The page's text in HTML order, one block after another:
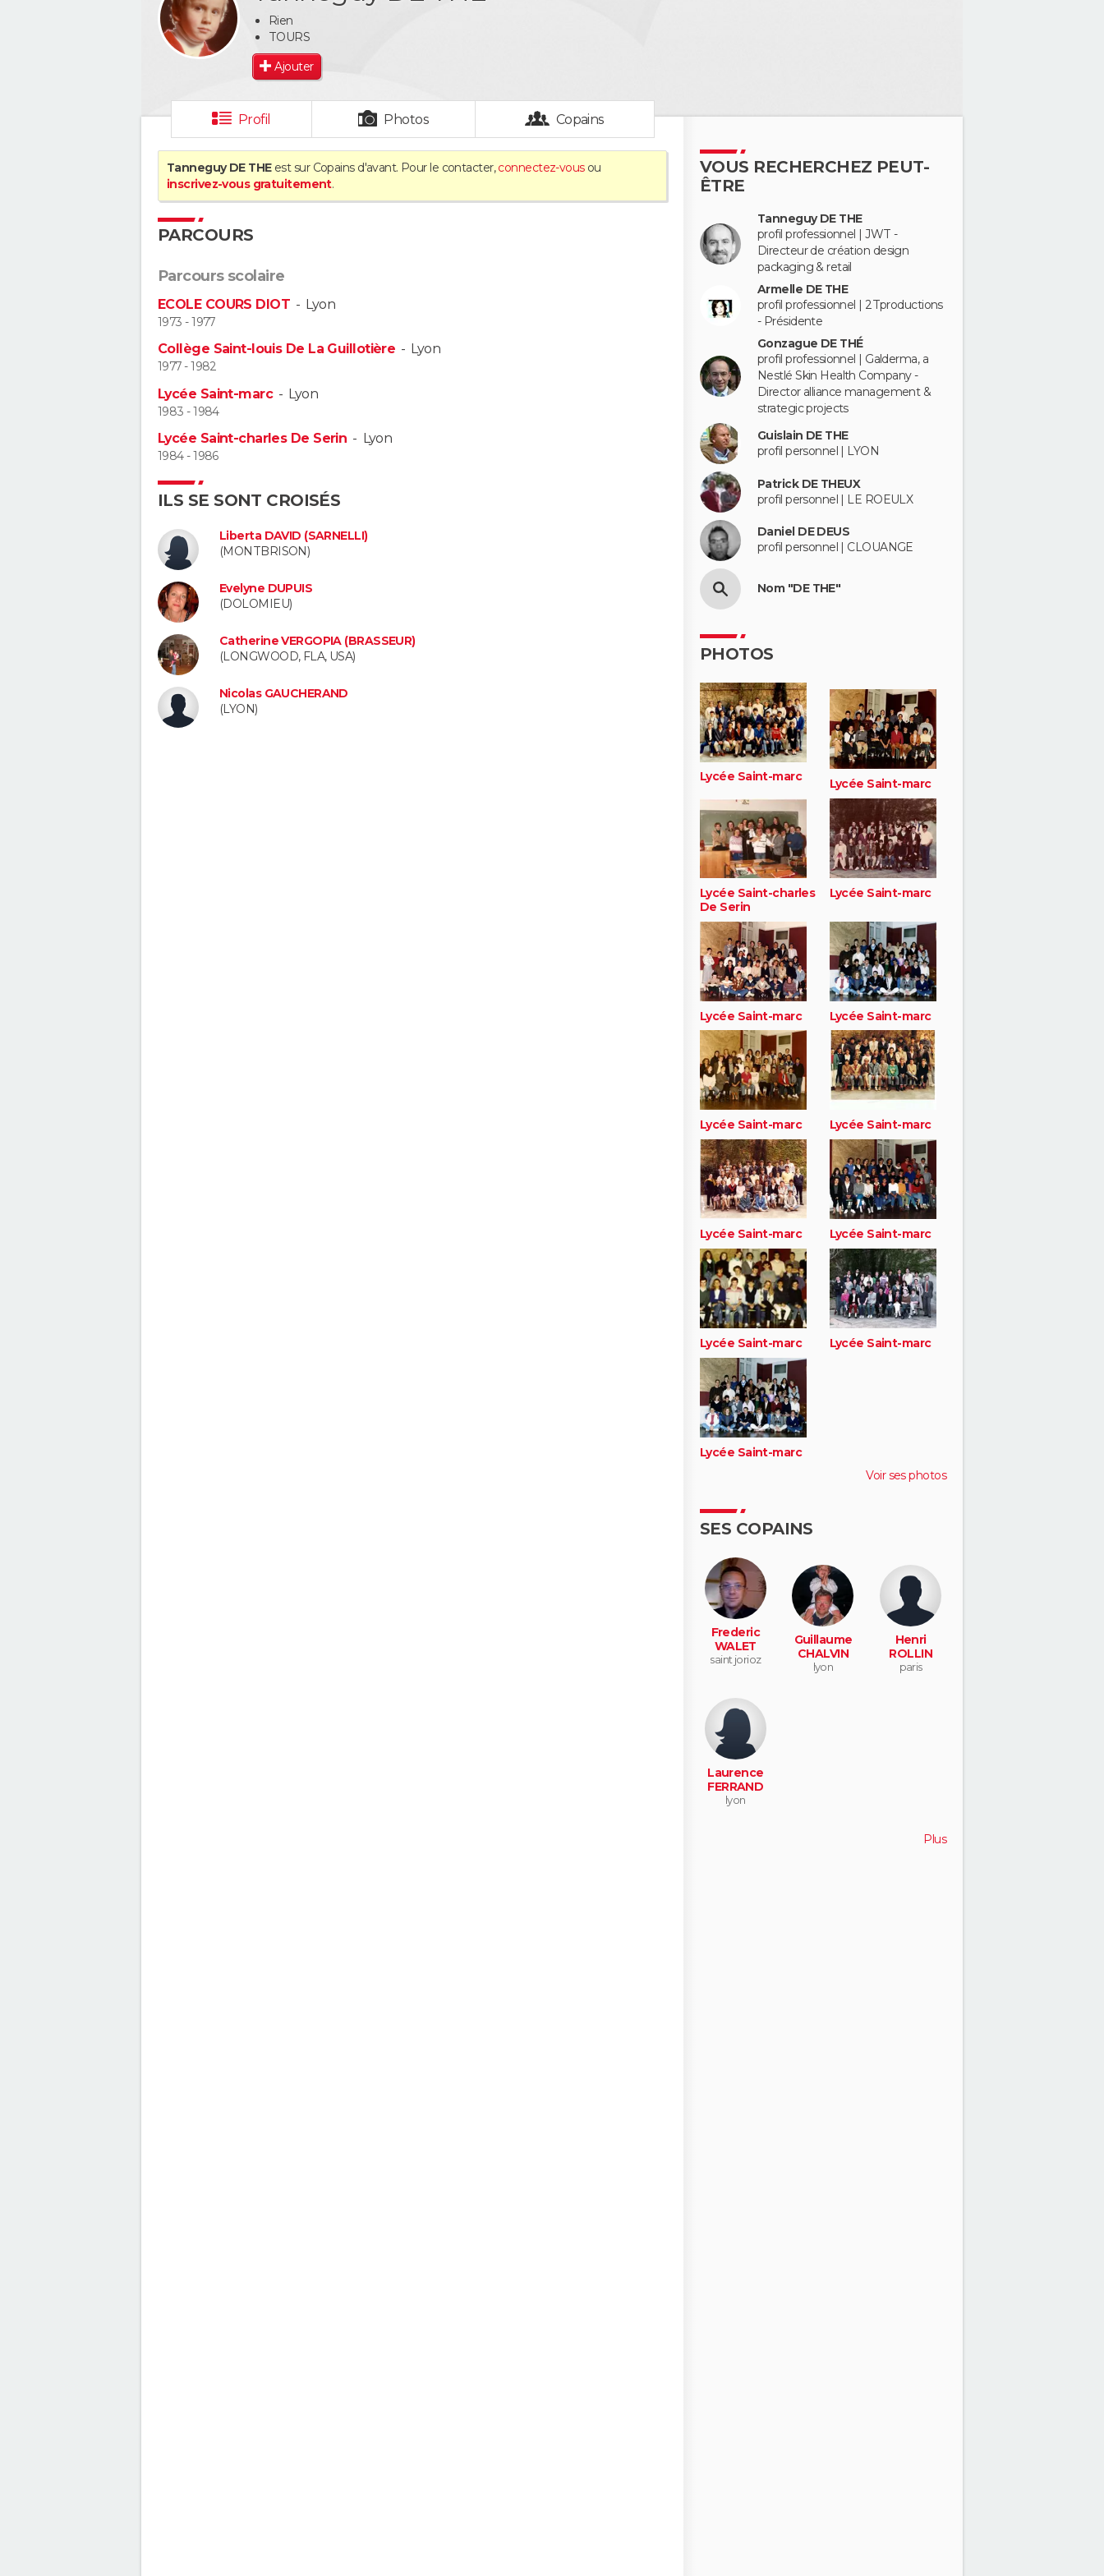
Rien
TOURS
Ajouter
Profil Photos Copains
Tanneguy DE THEest sur Copains d'avant. Pour le contacter,connectez-vousou
inscrivez-vous gratuitement.
PARCOURS
Parcours scolaire
ECOLE COURS DIOT - Lyon
1973 - 1977
Collège Saint-louis De La Guillotière - Lyon
1977 - 1982
Lycée Saint-marc- Lyon
1983 - 1984
Lycée Saint-charles De Serin - Lyon
1984 - 1986
ILS SE SONT CROISÉS
Liberta DAVID (SARNELLI)
(MONTBRISON)
Evelyne DUPUIS
(DOLOMIEU)
Catherine VERGOPIA (BRASSEUR)
(LONGWOOD, FLA, USA)
Nicolas GAUCHERAND
(LYON)
VOUS RECHERCHEZ PEUT-
ÊTRE
Tanneguy DE THE
profil professionnel | JWT -
Directeur de création design
packaging & retail
Armelle DE THE
profil professionnel | 2Tproductions
- Présidente
Gonzague DE THÉ
profil professionnel | Galderma, a
Nestlé Skin Health Company -
Director alliance management &
strategic projects
Guislain DE THE
profil personnel | LYON
Patrick DE THEUX
profil personnel | LE ROEULX
Daniel DE DEUS
profil personnel | CLOUANGE
Nom "DE THE"
PHOTOS
Lycée Saint-marc Lycée Saint-marc
Lycée Saint-charles
De Serin
Lycée Saint-marc
Lycée Saint-marc Lycée Saint-marc
Lycée Saint-marc Lycée Saint-marc
Lycée Saint-marc Lycée Saint-marc
Lycée Saint-marc Lycée Saint-marc
Lycée Saint-marc
Voir ses photos
SES COPAINS
Frederic
WALET
saint jorioz
Guillaume
CHALVIN
lyon
Henri
ROLLIN
paris
Laurence
FERRAND
lyon
Plus